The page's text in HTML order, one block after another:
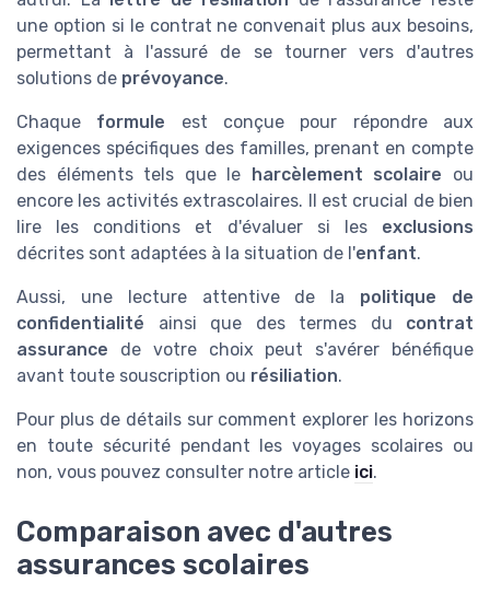
une option si le contrat ne convenait plus aux besoins,
permettant à l'assuré de se tourner vers d'autres
solutions de prévoyance.
Chaque formule est conçue pour répondre aux
exigences spécifiques des familles, prenant en compte
des éléments tels que le
harcèlement scolaire ou
encore les activités extrascolaires. Il est crucial de bien
lire les conditions et d'évaluer si les exclusions
décrites sont adaptées à la situation de l'enfant.
Aussi, une lecture attentive de la politique de
confidentialité ainsi que des termes du contrat
assurance de votre choix peut s'avérer bénéfique
avant toute souscription ou résiliation.
Pour plus de détails sur comment explorer les horizons
en toute sécurité pendant les voyages scolaires ou
non, vous pouvez consulter notre article ici.
Comparaison avec d'autres
assurances scolaires